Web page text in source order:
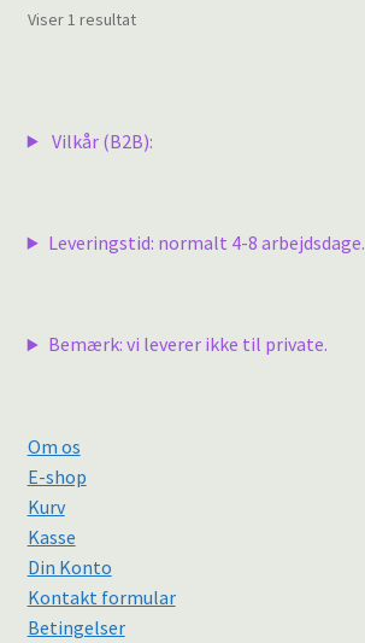
Viser 1 resultat
Vilkår (B2B):
Leveringstid: normalt 4-8 arbejdsdage.
Bemærk: vi leverer ikke til private.
Om os
E-shop
Kurv
Kasse
Din Konto
Kontakt formular
Betingelser